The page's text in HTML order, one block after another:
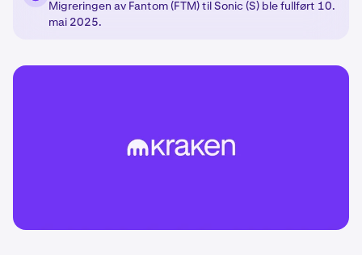
Migreringen av Fantom (FTM) til Sonic (S) ble fullført 10.
mai 2025.